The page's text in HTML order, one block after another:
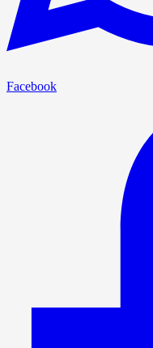
Facebook